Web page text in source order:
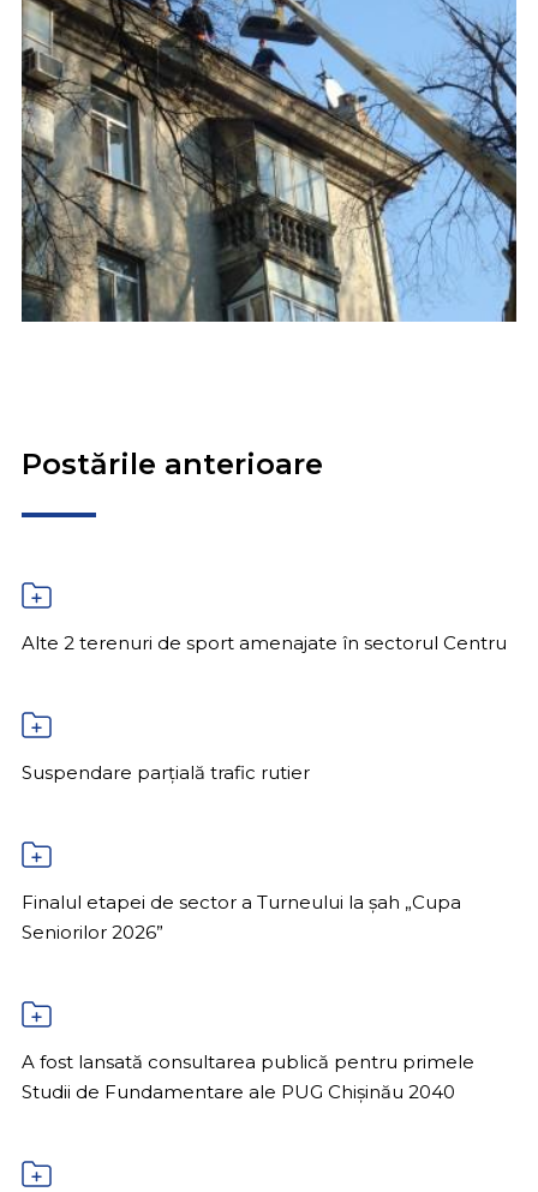
Postările anterioare
Alte 2 terenuri de sport amenajate în sectorul Centru
Suspendare parțială trafic rutier
Finalul etapei de sector a Turneului la șah „Cupa
Seniorilor 2026”
A fost lansată consultarea publică pentru primele
Studii de Fundamentare ale PUG Chișinău 2040